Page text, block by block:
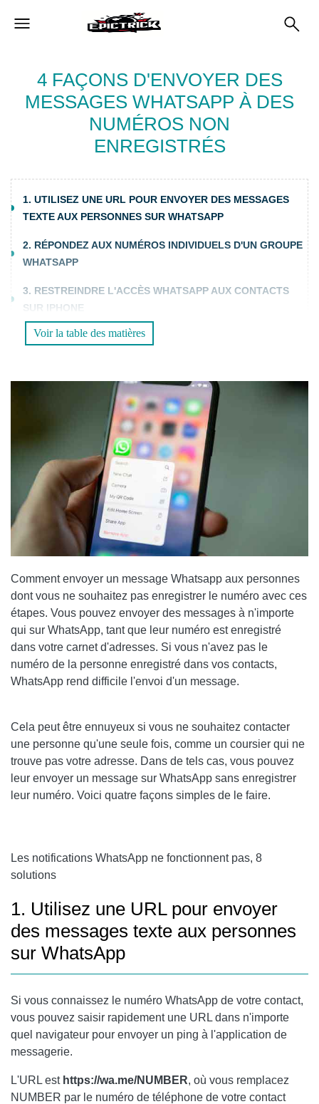
4 FAÇONS D'ENVOYER DES
MESSAGES WHATSAPP À DES
NUMÉROS NON
ENREGISTRÉS
1. UTILISEZ UNE URL POUR ENVOYER DES MESSAGES
TEXTE AUX PERSONNES SUR WHATSAPP
2. RÉPONDEZ AUX NUMÉROS INDIVIDUELS D'UN GROUPE
WHATSAPP
3. RESTREINDRE L'ACCÈS WHATSAPP AUX CONTACTS
SUR IPHONE
4. UTILISEZ UN RACCOURCI SIRI POUR CINGLER LES
CONTINUER LA CONVERSATION SUR WHATSAPP
POUR ALLER PLUS LOIN:
Voir la table des matières
Comment envoyer un message Whatsapp aux personnes
dont vous ne souhaitez pas enregistrer le numéro avec ces
étapes. Vous pouvez envoyer des messages à n'importe
qui sur WhatsApp, tant que leur numéro est enregistré
dans votre carnet d'adresses. Si vous n'avez pas le
numéro de la personne enregistré dans vos contacts,
WhatsApp rend difficile l'envoi d'un message.
Cela peut être ennuyeux si vous ne souhaitez contacter
une personne qu'une seule fois, comme un coursier qui ne
trouve pas votre adresse. Dans de tels cas, vous pouvez
leur envoyer un message sur WhatsApp sans enregistrer
leur numéro. Voici quatre façons simples de le faire.
Les notifications WhatsApp ne fonctionnent pas, 8
solutions
1. Utilisez une URL pour envoyer
des messages texte aux personnes
sur WhatsApp
Si vous connaissez le numéro WhatsApp de votre contact,
vous pouvez saisir rapidement une URL dans n'importe
quel navigateur pour envoyer un ping à l'application de
messagerie.
L'URL est https://wa.me/NUMBER, où vous remplacez
NUMBER par le numéro de téléphone de votre contact